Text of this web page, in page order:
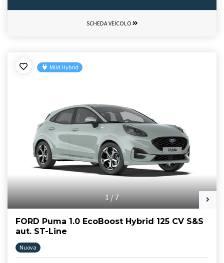
SCHEDA VEICOLO
1/7
Mild Hybrid
FORD Puma 1.0 EcoBoost Hybrid 125 CV S&S
aut. ST-Line
Nuova